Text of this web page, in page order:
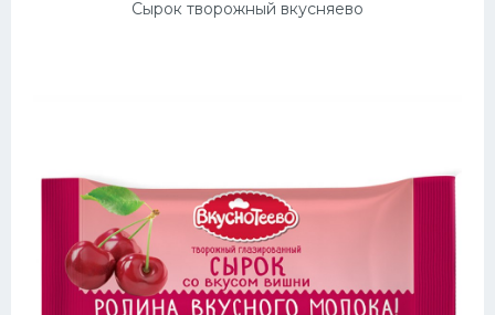
Сырок творожный вкусняево